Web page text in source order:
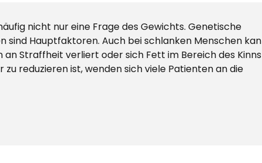
nicht nur eine Frage des Gewichts. Genetische
Hauptfaktoren. Auch bei schlanken Menschen
Straffheit verliert oder sich Fett im Bereich des Kinns
reduzieren ist, wenden sich viele Patienten an die